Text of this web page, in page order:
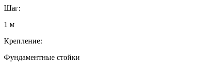
Шаг:
1 м
Крепление:
Фундаментные стойки